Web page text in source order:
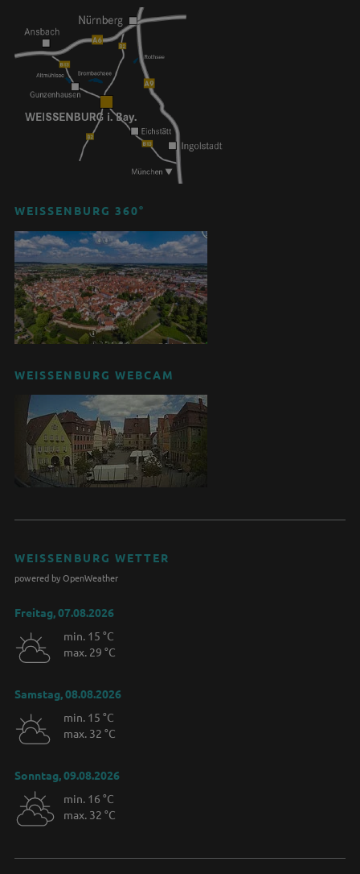
WEISSENBURG 360°
WEISSENBURG WEBCAM
WEISSENBURG WETTER
powered by OpenWeather
Freitag, 07.08.2026
min. 15 °C
max. 29 °C
Samstag, 08.08.2026
min. 15 °C
max. 32 °C
Sonntag, 09.08.2026
min. 16 °C
max. 32 °C